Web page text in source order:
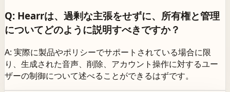
Q: Hearrは、過剰な主張をせずに、所有権と管理
についてどのように説明すべきですか？
A: 実際に製品やポリシーでサポートされている場合に限
り、生成された音声、削除、アカウント操作に対するユー
ザーの制御について述べることができるはずです。